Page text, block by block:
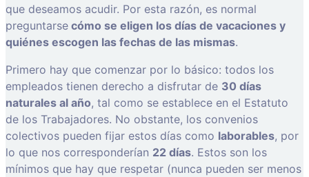
que deseamos acudir. Por esta razón, es normal
preguntarse cómo se eligen los días de vacaciones y
quiénes escogen las fechas de las mismas.
Primero hay que comenzar por lo básico: todos los
empleados tienen derecho a disfrutar de 30 días
naturales al año, tal como se establece en el Estatuto
de los Trabajadores. No obstante, los convenios
colectivos pueden fijar estos días como laborables, por
lo que nos corresponderían 22 días. Estos son los
mínimos que hay que respetar (nunca pueden ser menos